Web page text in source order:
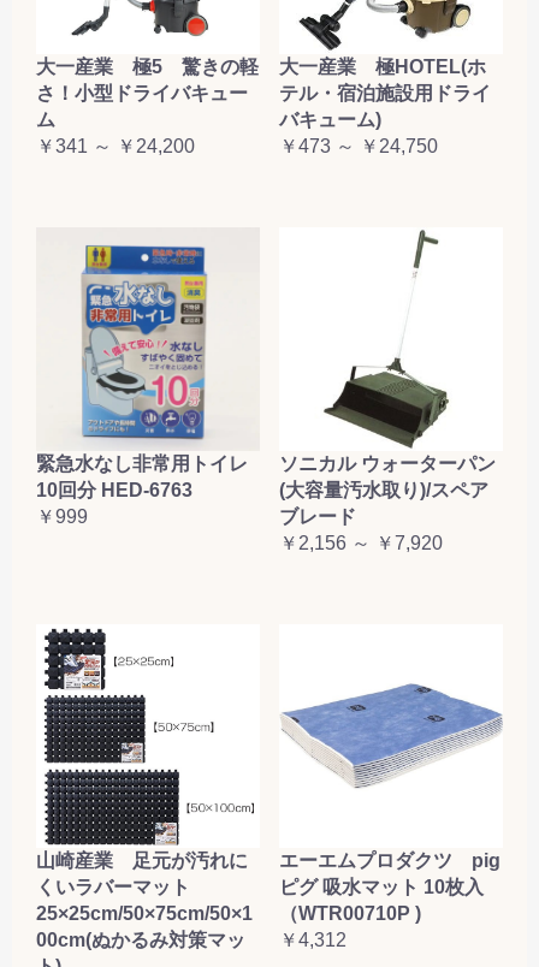
大一産業 極5 驚きの軽
さ！小型ドライバキュー
ム
￥341 ～ ￥24,200
大一産業 極HOTEL(ホ
テル・宿泊施設用ドライ
バキューム)
￥473 ～ ￥24,750
緊急水なし非常用トイレ
10回分 HED-6763
￥999
ソニカル ウォーターパン
(大容量汚水取り)/スペア
ブレード
￥2,156 ～ ￥7,920
山崎産業 足元が汚れに
くいラバーマット
25×25cm/50×75cm/50×1
00cm(ぬかるみ対策マッ
エーエムプロダクツ pig
ピグ 吸水マット 10枚入
（WTR00710P )
￥4,312